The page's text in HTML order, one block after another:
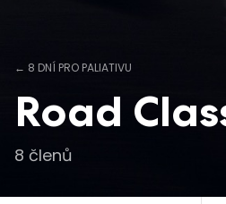
← 8 DNÍ PRO PALIATIVU
Road
8 členů